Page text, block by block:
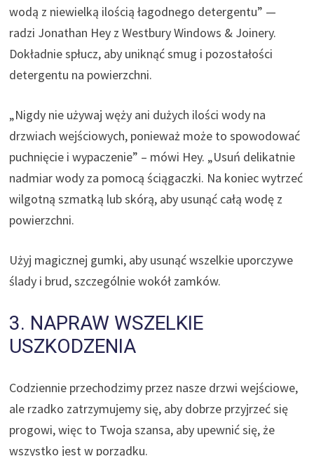
wodą z niewielką ilością łagodnego detergentu” —
radzi Jonathan Hey z Westbury Windows & Joinery.
Dokładnie spłucz, aby uniknąć smug i pozostałości
detergentu na powierzchni.
„Nigdy nie używaj węży ani dużych ilości wody na
drzwiach wejściowych, ponieważ może to spowodować
puchnięcie i wypaczenie” – mówi Hey. „Usuń delikatnie
nadmiar wody za pomocą ściągaczki. Na koniec wytrzeć
wilgotną szmatką lub skórą, aby usunąć całą wodę z
powierzchni.
Użyj magicznej gumki, aby usunąć wszelkie uporczywe
ślady i brud, szczególnie wokół zamków.
3. NAPRAW WSZELKIE
USZKODZENIA
Codziennie przechodzimy przez nasze drzwi wejściowe,
ale rzadko zatrzymujemy się, aby dobrze przyjrzeć się
progowi, więc to Twoja szansa, aby upewnić się, że
wszystko jest w porządku.